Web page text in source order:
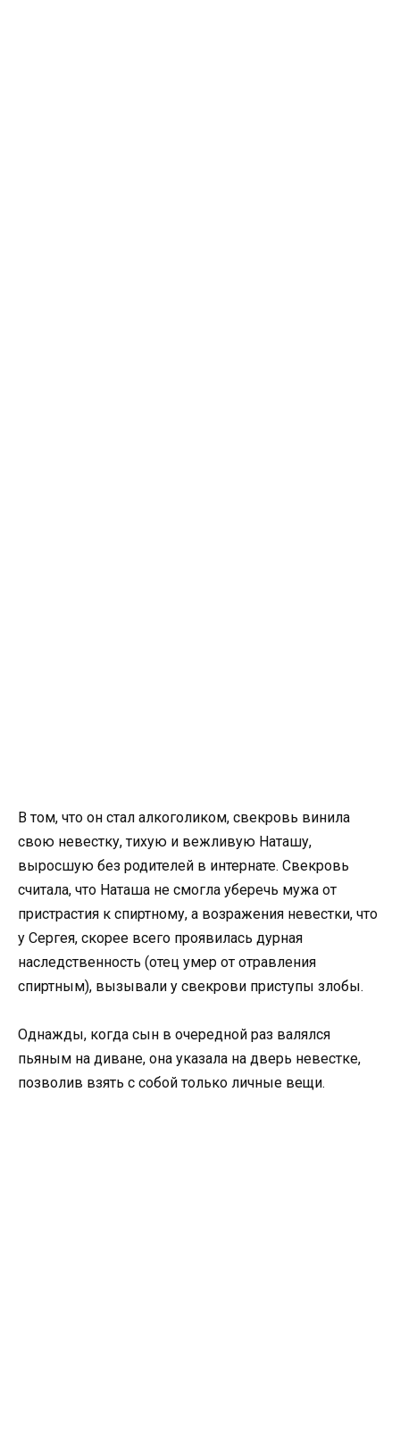
В том, что он стал алкоголиком, свекровь винила
свою невестку, тихую и вежливую Наташу,
выросшую без родителей в интернате. Свекровь
считала, что Наташа не смогла уберечь мужа от
пристрастия к спиртному, а возражения невестки, что
у Сергея, скорее всего проявилась дурная
наследственность (отец умер от отравления
спиртным), вызывали у свекрови приступы злобы.
Однажды, когда сын в очередной раз валялся
пьяным на диване, она указала на дверь невестке,
позволив взять с собой только личные вещи.